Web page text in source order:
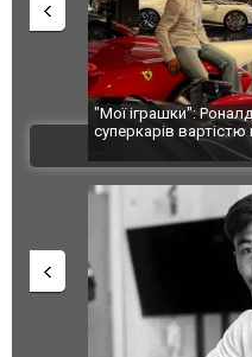
Huawei виходить на
моделлю Stelato G9.